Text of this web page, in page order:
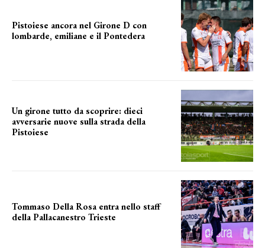
Pistoiese ancora nel Girone D con
lombarde, emiliane e il Pontedera
Un girone tutto da scoprire: dieci
avversarie nuove sulla strada della
Pistoiese
Tommaso Della Rosa entra nello staff
della Pallacanestro Trieste